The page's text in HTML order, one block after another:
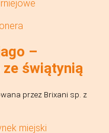
–
świątynią
przez Brixani sp. z